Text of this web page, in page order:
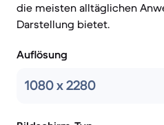
die meisten alltäglichen
Darstellung bietet.
Auflösung
1080 x 2280